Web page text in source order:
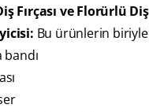
Fırçası ve Florürlü
Bu ürünlerin biriyle
bandı